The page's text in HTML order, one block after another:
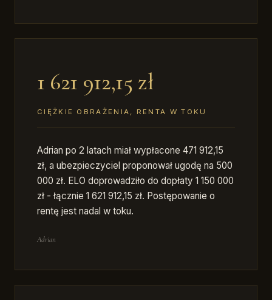
1 621 912,15 zł
CIĘŻKIE OBRAŻENIA, RENTA W TOKU
Adrian po 2 latach miał wypłacone 471 912,15
zł, a ubezpieczyciel proponował ugodę na 500
000 zł. ELO doprowadziło do dopłaty 1 150 000
zł - łącznie 1 621 912,15 zł. Postępowanie o
rentę jest nadal w toku.
Adrian